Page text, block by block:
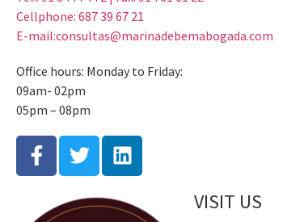
Cellphone: 687 39 67 21
E-mail:consultas@marinadebemabogada.com
Office hours: Monday to Friday:
09am- 02pm
05pm – 08pm
VISIT US